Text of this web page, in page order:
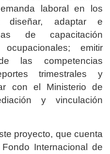
laboral en los
diseñar, adaptar e
de capacitación
emitir
las competencias
trimestrales y
con el Ministerio de
y vinculación
proyecto, que cuenta
Internacional de